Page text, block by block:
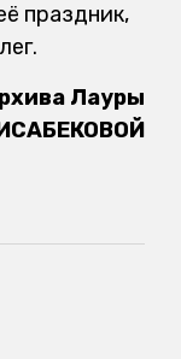
праздник,
Лауры